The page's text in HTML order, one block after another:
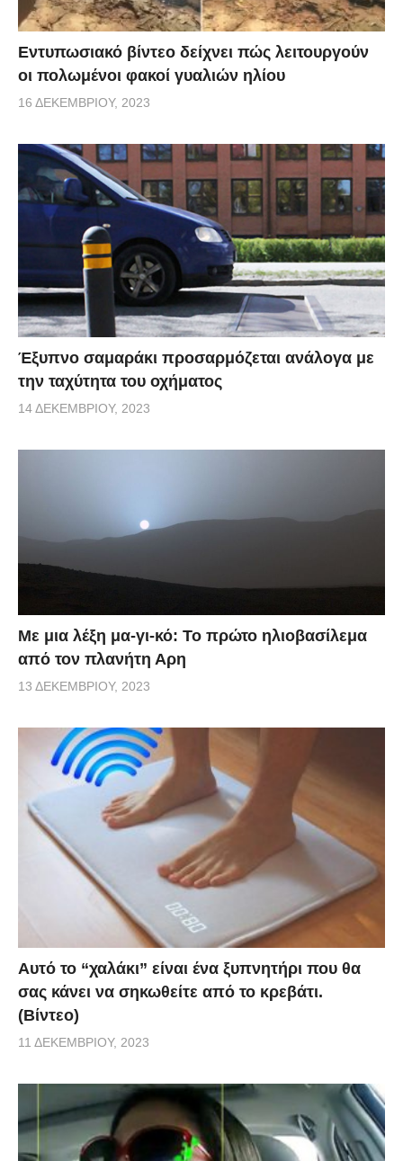
Εντυπωσιακό βίντεο δείχνει πώς λειτουργούν
οι πολωμένοι φακοί γυαλιών ηλίου
16 ΔΕΚΕΜΒΡΊΟΥ, 2023
Έξυπνο σαμαράκι προσαρμόζεται ανάλογα με
την ταχύτητα του οχήματος
14 ΔΕΚΕΜΒΡΊΟΥ, 2023
Με μια λέξη μα-γι-κό: Το πρώτο ηλιοβασίλεμα
από τον πλανήτη Αρη
13 ΔΕΚΕΜΒΡΊΟΥ, 2023
Αυτό το “χαλάκι” είναι ένα ξυπνητήρι που θα
σας κάνει να σηκωθείτε από το κρεβάτι.
(Βίντεο)
11 ΔΕΚΕΜΒΡΊΟΥ, 2023